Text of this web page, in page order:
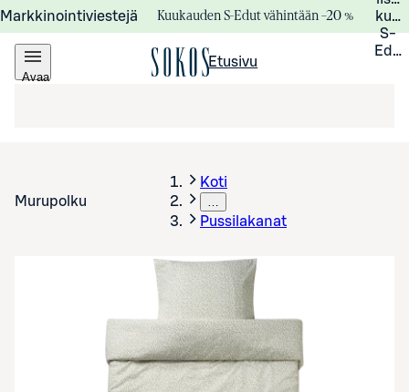
Markkinointiviestejä Kuukauden S-Edut vähintään –20 %
S-
Avaa
Etusivu
Murupolku
Koti
…
Pussilakanat